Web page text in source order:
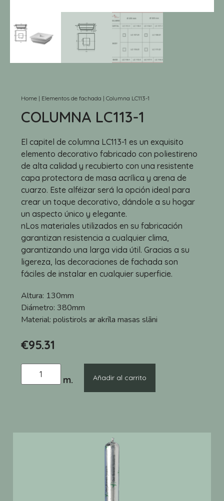
Home | Elementos de fachada | Columna LC113-1
COLUMNA LC113-1
El capitel de columna LC113-1 es un exquisito
elemento decorativo fabricado con poliestireno
de alta calidad y recubierto con una resistente
capa protectora de masa acrílica y arena de
cuarzo. Este alféizar será la opción ideal para
crear un toque decorativo, dándole a su hogar
un aspecto único y elegante.
nLos materiales utilizados en su fabricación
garantizan resistencia a cualquier clima,
garantizando una larga vida útil. Gracias a su
ligereza, las decoraciones de fachada son
fáciles de instalar en cualquier superficie.
Altura: 130mm
Diámetro: 380mm
Material: polistirols ar akrīla masas slāni
€95.31
Añadir al carrito